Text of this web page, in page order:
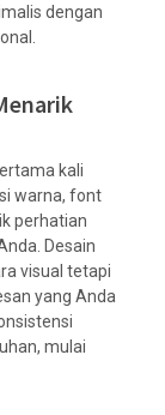
dengan
kali
warna, font
perhatian
Desain
visual tetapi
yang Anda
mulai